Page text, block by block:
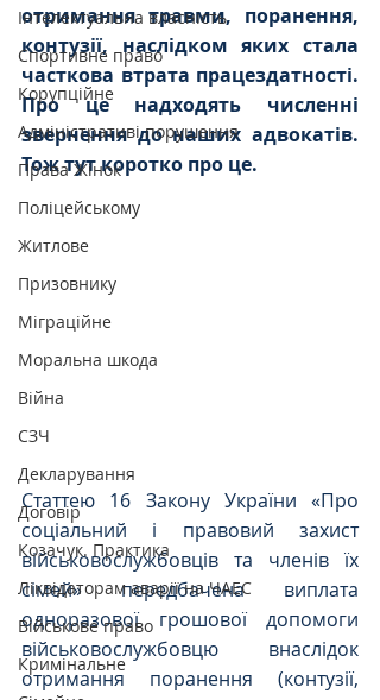
Інтелектуальна власність
Спортивне право
Корупційне
Адміністративі порушення
Права Жінок
Поліцейському
Житлове
Призовнику
Міграційне
Моральна шкода
Війна
СЗЧ
Декларування
Договір
Козачук. Практика
Ліквідаторам аварії на ЧАЕС
Військове право
Кримінальне
отримання травми, поранення,
контузії, наслідком яких стала
часткова втрата працездатності.
Про це надходять численні
звернення до наших адвокатів.
Тож тут коротко про це.
Статтею 16 Закону України «Про
соціальний і правовий захист
військовослужбовців та членів їх
сімей» передбачена виплата
одноразової грошової допомоги
військовослужбовцю внаслідок
отримання поранення (контузії,